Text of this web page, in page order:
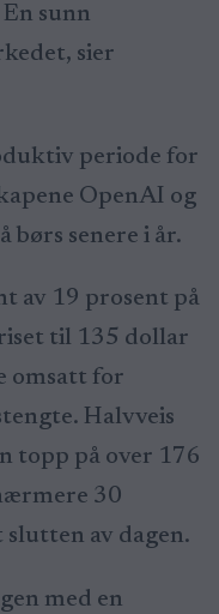
sunn
sier
periode for
OpenAI og
børs senere i år.
av 19 prosent på
til 135 dollar
omsatt for
Halvveis
topp på over 176
30
av dagen.
med en